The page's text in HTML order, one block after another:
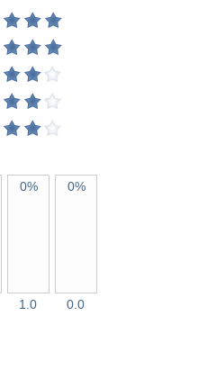
0%
1.0
0%
0.0